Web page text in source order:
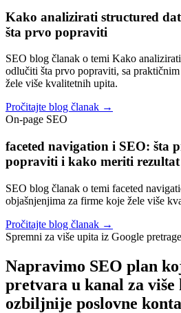
Kako analizirati structured
šta prvo popraviti
SEO blog članak o temi Kako
odlučiti šta prvo popraviti, sa
žele više kvalitetnih upita.
Pročitajte blog članak →
On-page SEO
faceted navigation i SEO: šta
popraviti i kako meriti rezultat
SEO blog članak o temi faceted
objašnjenjima za firme koje žele više
Pročitajte blog članak →
Spremni za više upita iz Google
Napravimo SEO plan
pretvara u kanal za više
ozbiljnije poslovne